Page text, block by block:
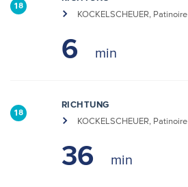
18
KOCKELSCHEUER, Patinoire
6
18
RICHTUNG
KOCKELSCHEUER, Patinoire
36